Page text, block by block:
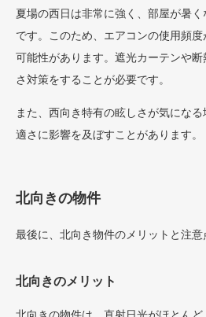
夏場の西日は非常に強く、部屋が暑
です。このため、エアコンの使用頻
可能性があります。遮光カーテンや
さ対策をすることが必要です。
また、西向き特有の眩しさが気にな
適さに影響を及ぼすことがあります。
北向きの物件
最後に、北向き物件のメリットと注意
北向きのメリット